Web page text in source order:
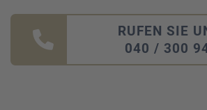
RUFEN SIE
040 / 300